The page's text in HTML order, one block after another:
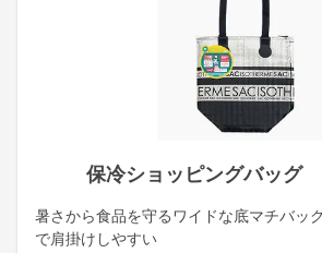
保冷ショッピングバッ
暑さから食品を守るワイドな底マチバッ
で肩掛けしやすい